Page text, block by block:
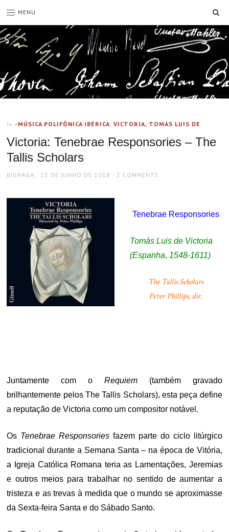
MENU
In -MÚSICA POLIFÔNICA IBÉRICA,VICTORIA, TOMÁS LUIS DE
Victoria: Tenebrae Responsories – The
Tallis Scholars
AUTHOR
BISNAGA
POSTED
25 DE JUNHO DE 2018 2 COMMENTS
Tenebrae Responsories
Tomás Luis de Victoria
(Espanha, 1548-1611)
The Tallis Scholars
Peter Phillips, dir.
Juntamente com o Requiem(também gravado
brilhantemente pelos The Tallis Scholars), esta peça define
a reputação de Victoria como um compositor notável.
Os Tenebrae Responsories fazem parte do ciclo litúrgico
tradicional durante a Semana Santa – na época de Vitória,
a Igreja Católica Romana teria as Lamentações, Jeremias
e outros meios para trabalhar no sentido de aumentar a
tristeza e as trevas à medida que o mundo se aproximasse
da Sexta-feira Santa e do Sábado Santo.